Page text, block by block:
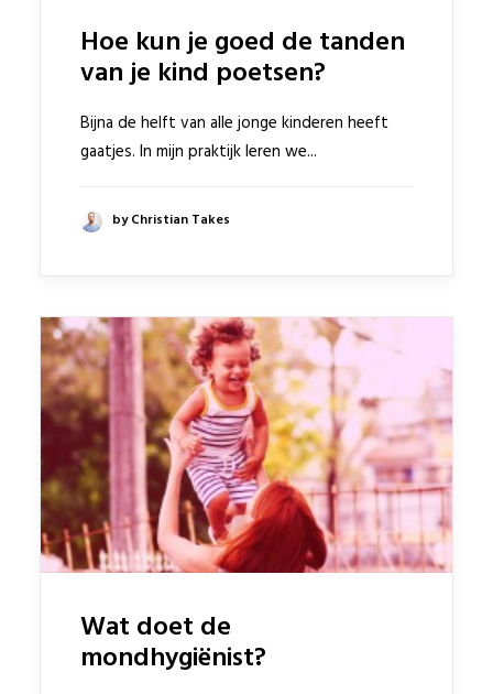
Hoe kun je goed de tanden
van je kind poetsen?
Bijna de helft van alle jonge kinderen heeft
gaatjes. In mijn praktijk leren we...
by Christian Takes
Wat doet de
mondhygiënist?